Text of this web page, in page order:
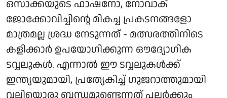
ഒസാക്കയുടെ ഫാഷനോ, നോവാക്
ജോക്കോവിച്ചിന്റെ മികച്ച പ്രകടനങ്ങളോ
മാത്രമല്ല ശ്രദ്ധ നേടുന്നത് - മത്സരത്തിനിടെ
കളിക്കാർ ഉപയോഗിക്കുന്ന ഔദ്യോഗിക
ടവ്വലുകൾ. എന്നാൽ ഈ ടവ്വലുകൾക്ക്
ഇന്ത്യയുമായി, പ്രത്യേകിച്ച് ഗുജറാത്തുമായി
വലിയൊരു ബന്ധമുണ്ടെന്നത് പലർക്കും